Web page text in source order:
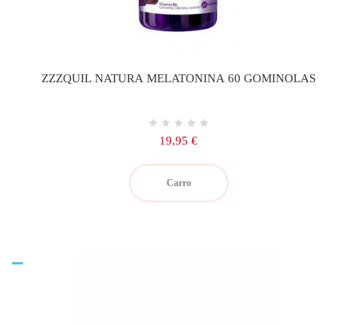
ZZZQUIL NATURA MELATONINA 60 GOMINOLAS
Precio
19,95 €
Carro